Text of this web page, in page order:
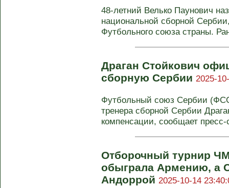
48-летний Велько Паунович
национальной сборной
Футбольного союза страны.
Драган Стойкович
сборную Сербии 2025-
Футбольный союз Сербии
тренера сборной Сербии
компенсации, сообщает
Отборочный турнир
обыграла Армению, а
Андоррой 2025-10-14